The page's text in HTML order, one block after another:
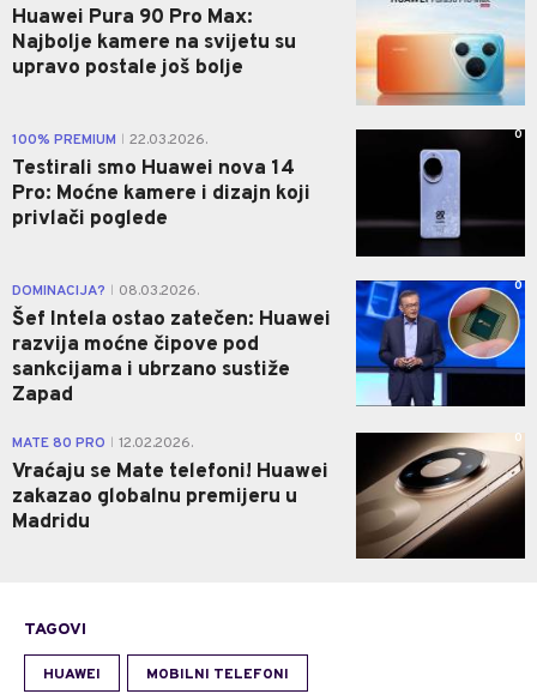
Huawei Pura 90 Pro Max:
Najbolje kamere na svijetu su
upravo postale još bolje
100% PREMIUM 22.03.2026.
Testirali smo Huawei nova 14
Pro: Moćne kamere i dizajn koji
privlači poglede
0
DOMINACIJA? 08.03.2026.
Šef Intela ostao zatečen: Huawei
razvija moćne čipove pod
sankcijama i ubrzano sustiže
Zapad
0
MATE 80 PRO 12.02.2026.
Vraćaju se Mate telefoni! Huawei
zakazao globalnu premijeru u
Madridu
0
TAGOVI
HUAWEI MOBILNI TELEFONI